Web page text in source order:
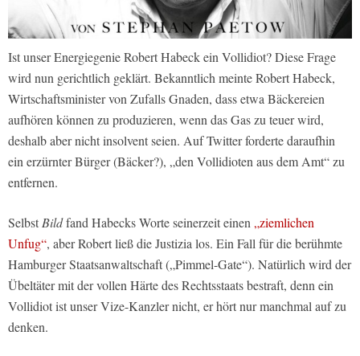
Ist unser Energiegenie Robert Habeck ein Vollidiot? Diese Frage
wird nun gerichtlich geklärt. Bekanntlich meinte Robert Habeck,
Wirtschaftsminister von Zufalls Gnaden, dass etwa Bäckereien
aufhören können zu produzieren, wenn das Gas zu teuer wird,
deshalb aber nicht insolvent seien. Auf Twitter forderte daraufhin
ein erzürnter Bürger (Bäcker?), „den Vollidioten aus dem Amt“ zu
entfernen.
SelbstBildfand Habecks Worte seinerzeit einen„ziemlichen
Unfug“, aber Robert ließ die Justizia los. Ein Fall für die berühmte
Hamburger Staatsanwaltschaft („Pimmel-Gate“). Natürlich wird der
Übeltäter mit der vollen Härte des Rechtsstaats bestraft, denn ein
Vollidiot ist unser Vize-Kanzler nicht, er hört nur manchmal auf zu
denken.